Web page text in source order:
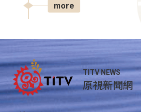
more
TITV NEWS
原視新聞網